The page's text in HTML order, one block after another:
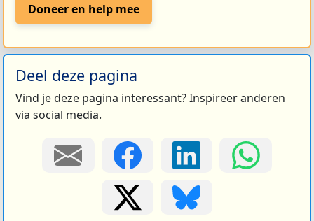
Doneer en help mee
Deel deze pagina
Vind je deze pagina interessant? Inspireer anderen
via social media.